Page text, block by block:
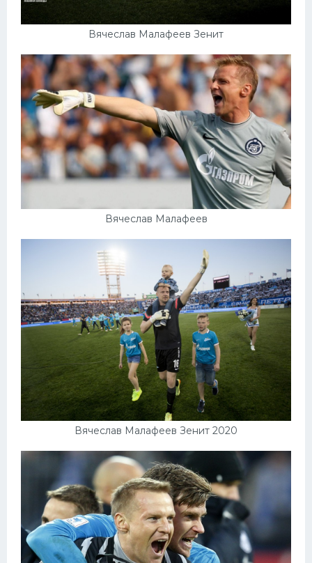
Вячеслав Малафеев Зенит
Вячеслав Малафеев
Вячеслав Малафеев Зенит 2020